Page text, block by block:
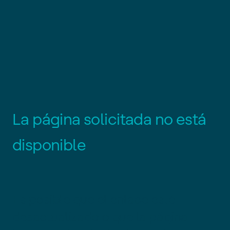
La página solicitada no está
disponible